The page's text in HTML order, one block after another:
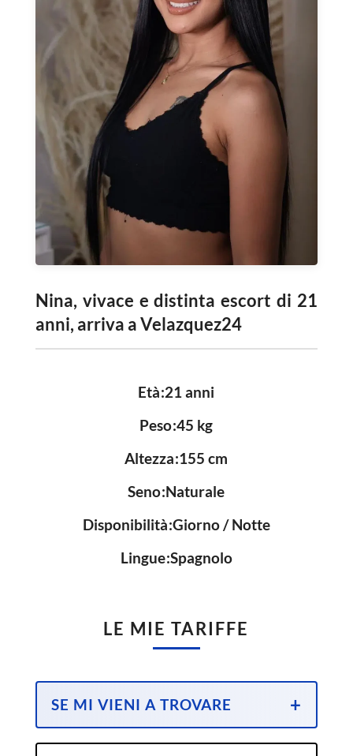
Nina, vivace e distinta escort di 21
anni, arriva a Velazquez24
Età 21 anni
Peso 45 kg
Altezza 155 cm
Seno Naturale
Disponibilità Giorno / Notte
Lingue Spagnolo
LE MIE TARIFFE
SE MI VIENI A TROVARE